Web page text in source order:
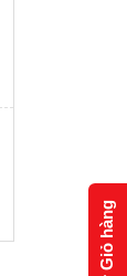
Giỏ hàng